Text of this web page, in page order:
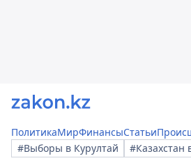
ПолитикаМирФинансыСтатьи
#Выборы в Курултай
#Казахстан